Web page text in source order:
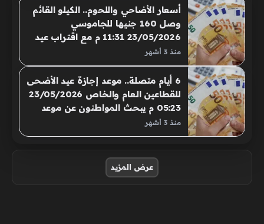
الاقتصادية في القاهرة، بالتزامن مع
تفضيل آلاف الأسر
أسعار الأضاحي واللحوم.. الكيلو القائم
وصل 160 جنيها للجاموسي
23/05/2026 11:31 م مع اقتراب عيد
الأضحى المبارك، يزداد اهتمام
المواطنين بمتابعة أسعار اللحوم
والمواشي والأضاحي، استعدادا لموسم
العيد وشراء احتياجاتهم من اللحوم
الحمراء والأضاحي
منذ 3 أشهر
6 أيام متصلة.. موعد إجازة عيد الأضحى
للقطاعين العام والخاص 23/05/2026
05:23 م يبحث المواطنون عن موعد
العام والخاص، بالتزامن مع اقتراب
العيد واهتمام الكثيرين بمعرفة عدد أيام
الإجازة الرسمية
منذ 3 أشهر
عرض المزيد